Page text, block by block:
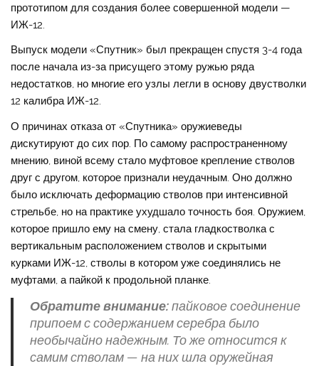
прототипом для создания более совершенной модели —
ИЖ-12.
Выпуск модели «Спутник» был прекращен спустя 3-4 года
после начала из-за присущего этому ружью ряда
недостатков, но многие его узлы легли в основу двустволки
12 калибра ИЖ-12.
О причинах отказа от «Спутника» оружиеведы
дискутируют до сих пор. По самому распространенному
мнению, виной всему стало муфтовое крепление стволов
друг с другом, которое признали неудачным. Оно должно
было исключать деформацию стволов при интенсивной
стрельбе, но на практике ухудшало точность боя. Оружием,
которое пришло ему на смену, стала гладкостволка с
вертикальным расположением стволов и скрытыми
курками ИЖ-12, стволы в котором уже соединялись не
муфтами, а пайкой к продольной планке.
Обратите внимание:пайковое соединение
припоем с содержанием серебра было
необычайно надежным. То же относится к
самим стволам — на них шла оружейная